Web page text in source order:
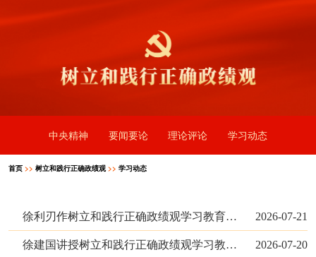
中央精神 要闻要论 理论评论 学习动态
首页 >> 树立和践行正确政绩观>> 学习动态
徐利刃作树立和践行正确政绩观学习教育专题党课辅导 2026-07-21
徐建国讲授树立和践行正确政绩观学习教育专题党课 2026-07-20